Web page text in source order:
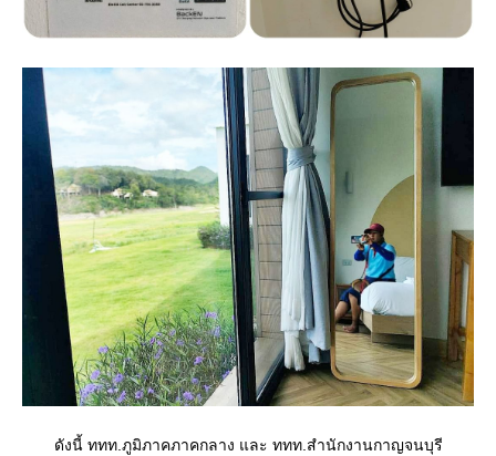
ดังนี้ ททท.ภูมิภาคภาคกลาง และ ททท.สำนักงานกาญจนบุรี